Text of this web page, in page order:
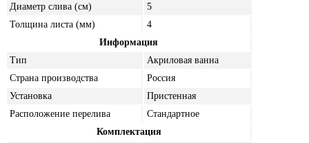
Диаметр слива (см)
5
Толщина листа (мм)
4
Информация
Тип
Акриловая ванна
Страна производства
Россия
Установка
Пристенная
Расположение перелива
Стандартное
Комплектация